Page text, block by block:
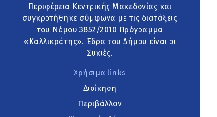
Περιφέρεια Κεντρικής Μακεδονίας και
συγκροτήθηκε σύμφωνα με τις διατάξεις
του Νόμου 3852/2010 Πρόγραμμα
«Καλλικράτης». Έδρα του Δήμου είναι οι
Συκιές.
Χρήσιμα links
Διοίκηση
Περιβάλλον